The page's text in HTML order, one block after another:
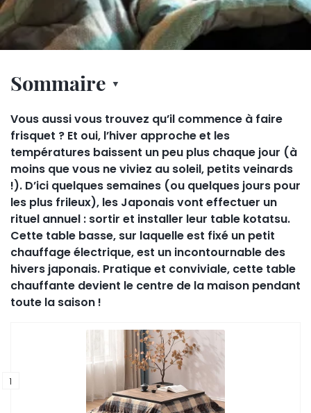
Sommaire
Vous aussi vous trouvez qu’il commence à faire
frisquet ? Et oui, l’hiver approche et les
températures baissent un peu plus chaque jour (à
moins que vous ne viviez au soleil, petits veinards
!). D’ici quelques semaines (ou quelques jours pour
les plus frileux), les Japonais vont effectuer un
rituel annuel : sortir et installer leur table kotatsu.
Cette table basse, sur laquelle est fixé un petit
chauffage électrique, est un incontournable des
hivers japonais. Pratique et conviviale, cette table
chauffante devient le centre de la maison pendant
toute la saison !
1